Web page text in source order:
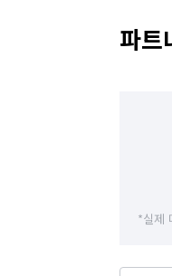
파트
*실제